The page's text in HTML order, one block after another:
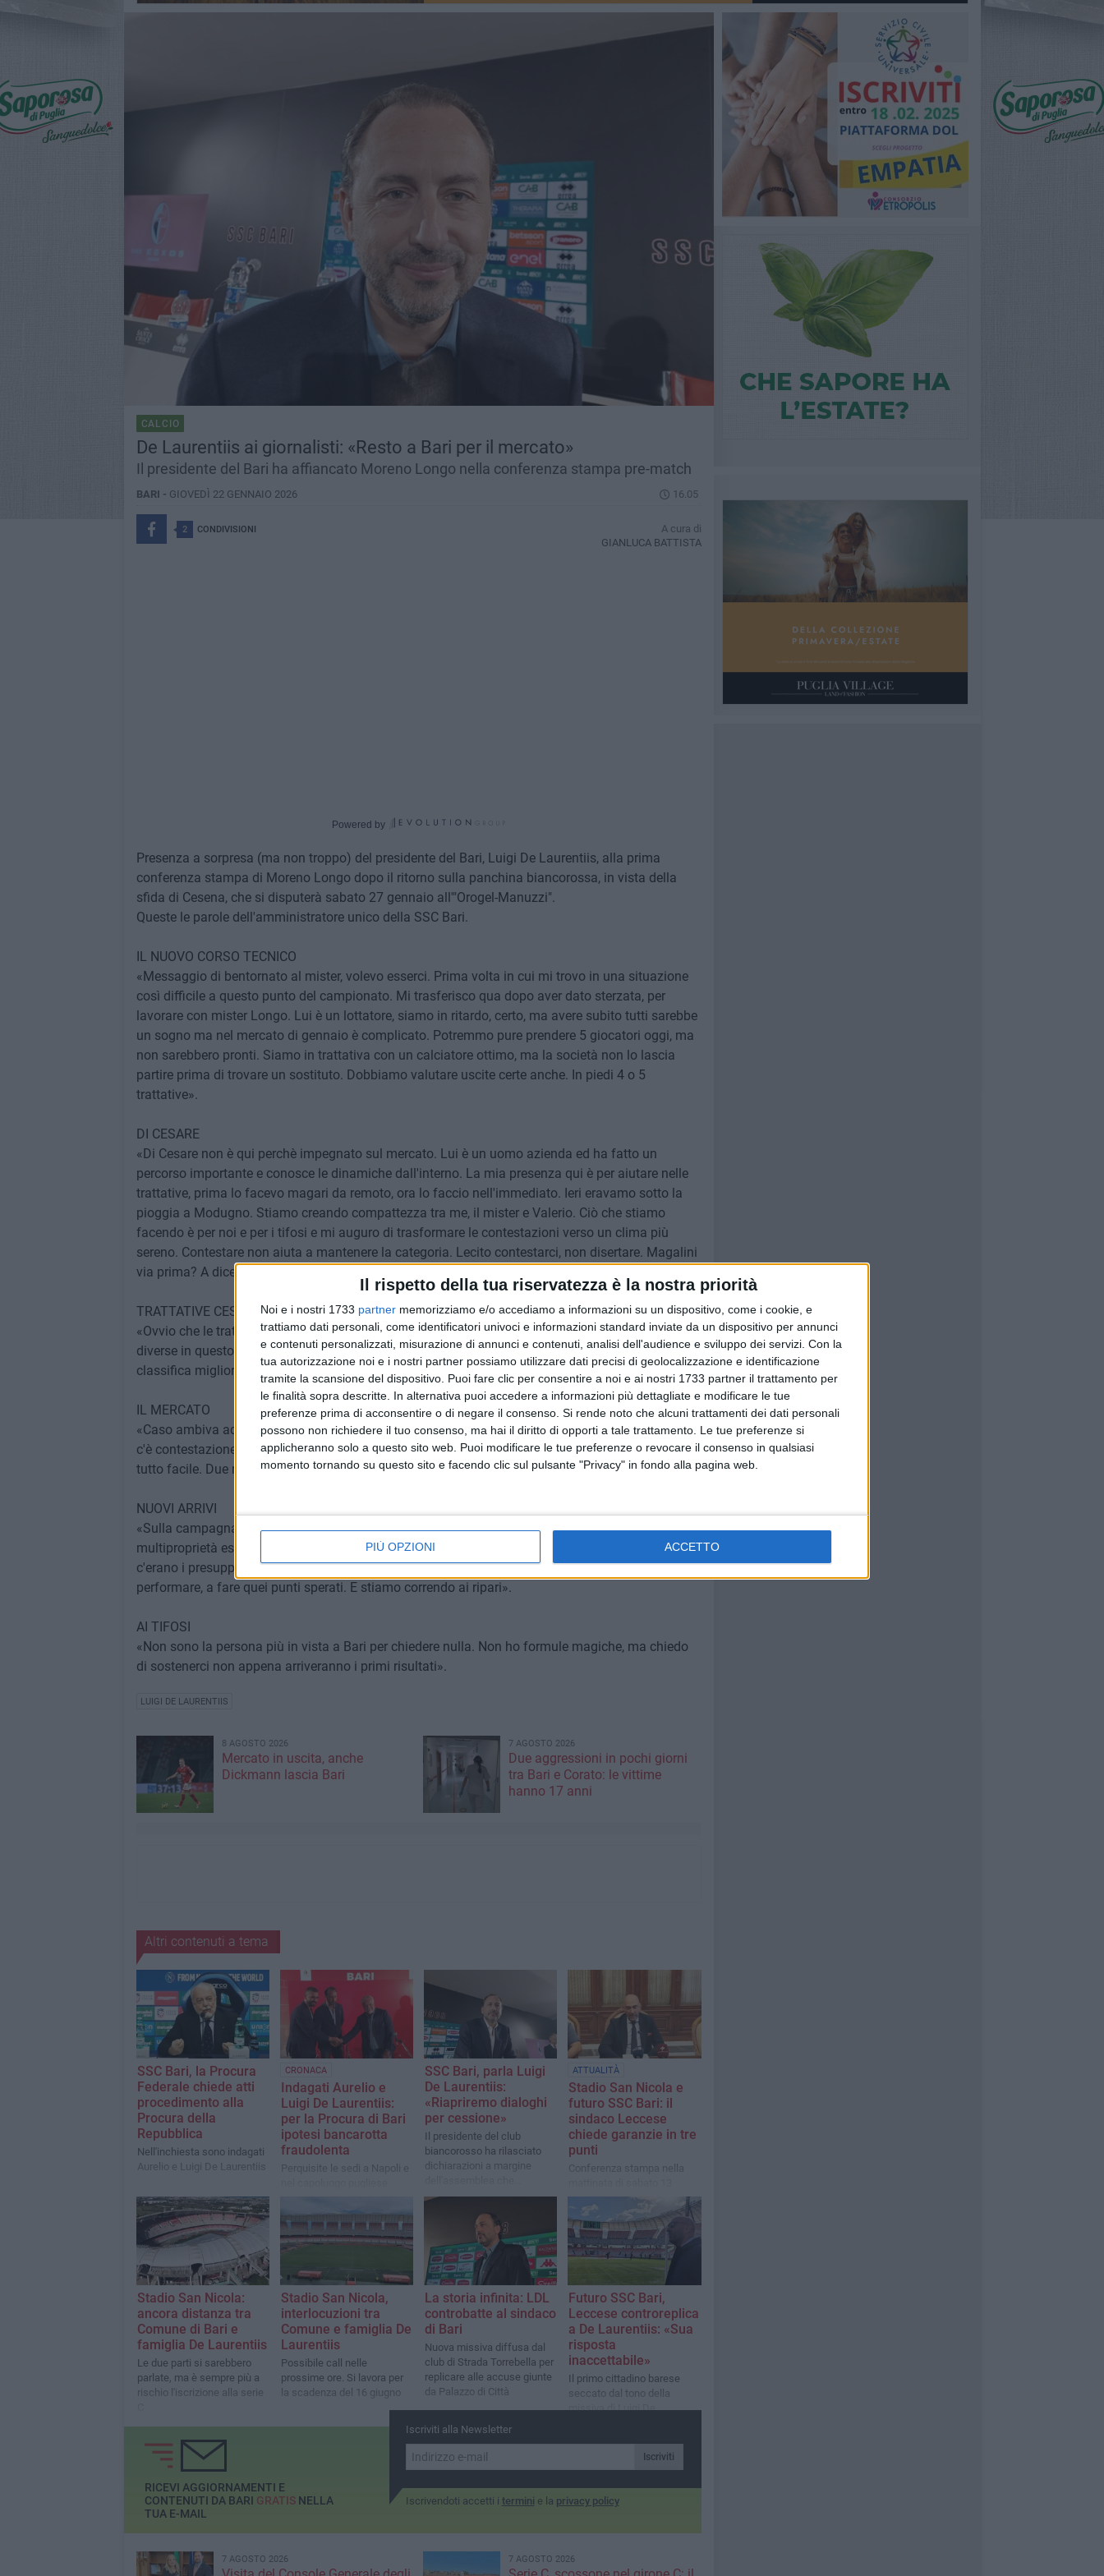
Il rispetto della tua riservatezza è la nostra priorità
Noi e i nostri 1733 partner memorizziamo e/o accediamo a informazioni su un dispositivo, come i cookie, e
trattiamo dati personali, come identificatori univoci e informazioni standard inviate da un dispositivo per annunci
e contenuti personalizzati, misurazione di annunci e contenuti, analisi dell'audience e sviluppo dei servizi. Con la
tua autorizzazione noi e i nostri partner possiamo utilizzare dati precisi di geolocalizzazione e identificazione
tramite la scansione del dispositivo. Puoi fare clic per consentire a noi e ai nostri 1733 partner il trattamento per
le finalità sopra descritte. In alternativa puoi accedere a informazioni più dettagliate e modificare le tue
preferenze prima di acconsentire o di negare il consenso. Si rende noto che alcuni trattamenti dei dati personali
possono non richiedere il tuo consenso, ma hai il diritto di opporti a tale trattamento. Le tue preferenze si
applicheranno solo a questo sito web. Puoi modificare le tue preferenze o revocare il consenso in qualsiasi
momento tornando su questo sito e facendo clic sul pulsante "Privacy" in fondo alla pagina web.
PIÙ OPZIONI ACCETTO
CALCIO
De Laurentiis ai giornalisti: «Resto a Bari per il mercato»
Il presidente del Bari ha affiancato Moreno Longo nella conferenza stampa pre-match
BARI - GIOVEDÌ 22 GENNAIO 2026 16.05
2 CONDIVISIONI
A cura di
GIANLUCA BATTISTA
Powered by
Presenza a sorpresa (ma non troppo) del presidente del Bari, Luigi De Laurentiis, alla prima
conferenza stampa di Moreno Longo dopo il ritorno sulla panchina biancorossa, in vista della
sfida di Cesena, che si disputerà sabato 27 gennaio all'"Orogel-Manuzzi".
Queste le parole dell'amministratore unico della SSC Bari.
IL NUOVO CORSO TECNICO
«Messaggio di bentornato al mister, volevo esserci. Prima volta in cui mi trovo in una situazione
così difficile a questo punto del campionato. Mi trasferisco qua dopo aver dato sterzata, per
lavorare con mister Longo. Lui è un lottatore, siamo in ritardo, certo, ma avere subito tutti sarebbe
un sogno ma nel mercato di gennaio è complicato. Potremmo pure prendere 5 giocatori oggi, ma
non sarebbero pronti. Siamo in trattativa con un calciatore ottimo, ma la società non lo lascia
partire prima di trovare un sostituto. Dobbiamo valutare uscite certe anche. In piedi 4 o 5
trattative».
DI CESARE
«Di Cesare non è qui perchè impegnato sul mercato. Lui è un uomo azienda ed ha fatto un
percorso importante e conosce le dinamiche dall'interno. La mia presenza qui è per aiutare nelle
trattative, prima lo facevo magari da remoto, ora lo faccio nell'immediato. Ieri eravamo sotto la
pioggia a Modugno. Stiamo creando compattezza tra me, il mister e Valerio. Ciò che stiamo
facendo è per noi e per i tifosi e mi auguro di trasformare le contestazioni verso un clima più
sereno. Contestare non aiuta a mantenere la categoria. Lecito contestarci, non disertare. Magalini
via prima? A dicembre stava lavorando con Vivarini, impossibile andasse via».
TRATTATIVE CESSIONE CLUB
«Ovvio che le trattative in una situazione così non chiara possono rallentare. Ci sono volontà
diverse in questo momento e dobbiamo intrecciarle. Ora conta il campo e tornare ad una
classifica migliore».
IL MERCATO
«Caso ambiva ad una squadra diversa e nelle scelte ci sta. Qualcuno può non voler venire perchè
c'è contestazione. Ci sono altri che vogliono venire. Tempistiche ritorno Longo? Col senno di poi è
tutto facile. Due mesi fa l'area tecnica decise diversamente».
NUOVI ARRIVI
«Sulla campagna ci dispiace non poter annunciare due calciatori già oggi. Il tema della
multiproprietà esiste dal 2018 ed ora è un problema perchè non arrivano i risultati. Quest'anno
c'erano i presupposti per far bene, i media ci avevano elogiato, poi non siamo riusciti a
performare, a fare quei punti sperati. E stiamo correndo ai ripari».
AI TIFOSI
«Non sono la persona più in vista a Bari per chiedere nulla. Non ho formule magiche, ma chiedo
di sostenerci non appena arriveranno i primi risultati».
LUIGI DE LAURENTIIS
8 AGOSTO 2026
Mercato in uscita, anche
Dickmann lascia Bari
7 AGOSTO 2026
Due aggressioni in pochi giorni
tra Bari e Corato: le vittime
hanno 17 anni
Altri contenuti a tema
SSC Bari, la Procura
Federale chiede atti
procedimento alla
Procura della
Repubblica
Nell'inchiesta sono indagati
Aurelio e Luigi De Laurentiis
CRONACA
Indagati Aurelio e
Luigi De Laurentiis:
per la Procura di Bari
ipotesi bancarotta
fraudolenta
Perquisite le sedi a Napoli e
Riflettori innanzitutto sulla
cessione di Caprile ed altre
plusvalenze e sui bilanci del
club biancorosso
SSC Bari, parla Luigi
De Laurentiis:
«Riapriremo dialoghi
per cessione»
Il presidente del club
biancorosso ha rilasciato
dichiarazioni a margine
eleggerà il presidente FIGC
ATTUALITÀ
Stadio San Nicola e
futuro SSC Bari: il
sindaco Leccese
chiede garanzie in tre
punti
Conferenza stampa nella
giugno. Ma per l'iscrizione al
campionato resta
pochissimo tempo
Stadio San Nicola:
ancora distanza tra
Comune di Bari e
famiglia De Laurentiis
Le due parti si sarebbero
parlate, ma è sempre più a
rischio l'iscrizione alla serie
Stadio San Nicola,
interlocuzioni tra
Comune e famiglia De
Laurentiis
Possibile call nelle
prossime ore. Si lavora per
la scadenza del 16 giugno
La storia infinita: LDL
controbatte al sindaco
di Bari
Nuova missiva diffusa dal
club di Strada Torrebella per
replicare alle accuse giunte
da Palazzo di Città
Futuro SSC Bari,
Leccese controreplica
a De Laurentiis: «Sua
risposta
inaccettabile»
Il primo cittadino barese
seccato dal tono della
missiva di Luigi De
Iscriviti alla Newsletter
Iscriviti
Iscrivendoti accetti i termini e la privacy policy
RICEVI AGGIORNAMENTI E
CONTENUTI DA BARI GRATISNELLA
TUA E-MAIL
7 AGOSTO 2026 7 AGOSTO 2026